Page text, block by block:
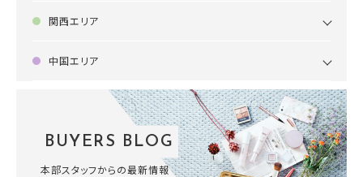
関西エリア
中国エリア
BUYERS BLOG
本部スタッフからの最新情報